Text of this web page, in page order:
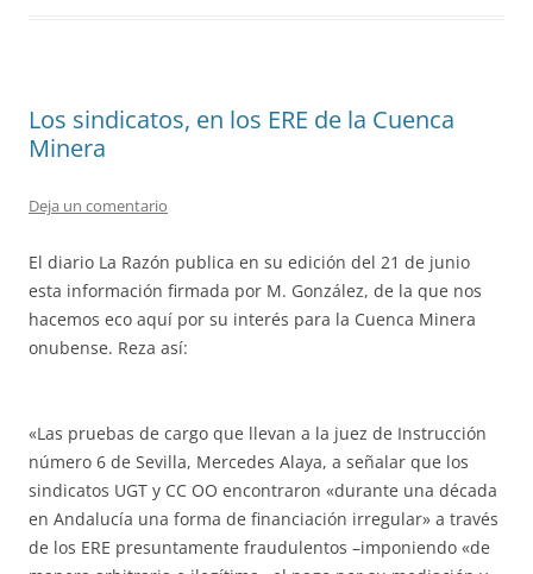
Los sindicatos, en los ERE de la Cuenca
Minera
Deja un comentario
El diario La Razón publica en su edición del 21 de junio
esta información firmada por M. González, de la que nos
hacemos eco aquí por su interés para la Cuenca Minera
onubense. Reza así:
«Las pruebas de cargo que llevan a la juez de Instrucción
número 6 de Sevilla, Mercedes Alaya, a señalar que los
sindicatos UGT y CC OO encontraron «durante una década
en Andalucía una forma de financiación irregular» a través
de los ERE presuntamente fraudulentos –imponiendo «de